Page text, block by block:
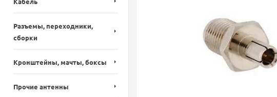
Разъемы, переходники,
сборки
Кронштейны, мачты, боксы
Прочие антенны